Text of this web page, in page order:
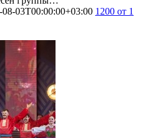
08-03T00:00:00+03:00 1200 от 1